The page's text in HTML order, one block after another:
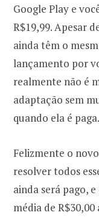
Google Play e
R$19,99. Apesar
ainda têm o
lançamento por
realmente não é
adaptação sem
quando ela é paga.
Felizmente o
resolver todos
ainda será pago,
média de